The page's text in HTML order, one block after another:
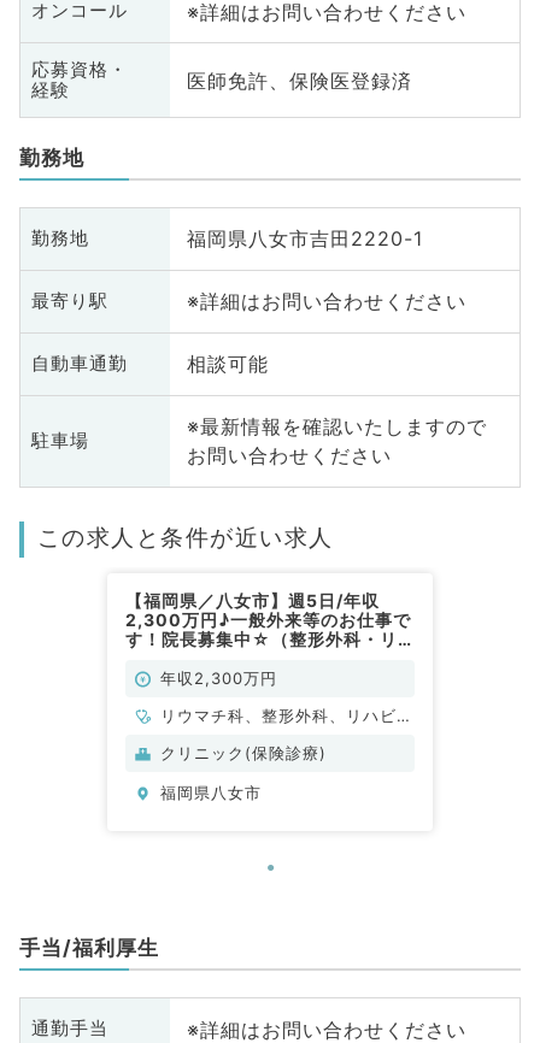
オンコール ※詳細はお問い合わせください
応募資格・
経験
医師免許、保険医登録済
勤務地
勤務地 福岡県八女市吉田2220-1
最寄り駅 ※詳細はお問い合わせください
自動車通勤 相談可能
駐車場
※最新情報を確認いたしますので
お問い合わせください
この求人と条件が近い求人
【福岡県／八女市】週5日/年収
2,300万円♪一般外来等のお仕事で
す！院長募集中☆（整形外科・リ
常勤）年収2,300万円
リウマチ科、整形外科、リハビリ
テーション科
クリニック(保険診療)
福岡県八女市
手当/福利厚生
通勤手当 ※詳細はお問い合わせください